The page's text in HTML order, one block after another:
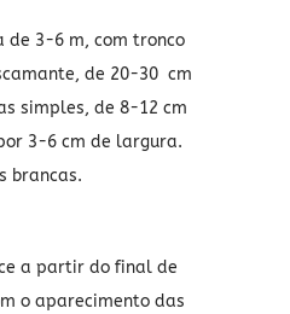
de 3-6 m, com tronco
de 20-30 cm
simples, de 8-12 cm
3-6 cm de largura.
brancas.
a partir do final de
o aparecimento das